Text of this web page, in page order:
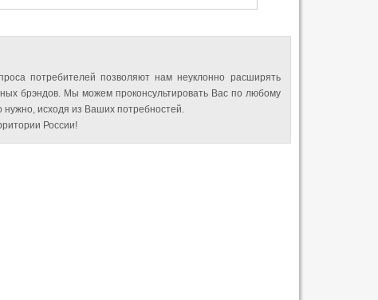
потребителей позволяют нам неуклонно расширять
брэндов. Мы можем проконсультировать Вас по любому
исходя из Ваших потребностей.
России!